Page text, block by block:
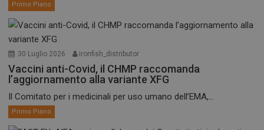
Primo Piano
30 Luglio 2026 ironfish_distributor
Vaccini anti-Covid, il CHMP raccomanda
l’aggiornamento alla variante XFG
Il Comitato per i medicinali per uso umano dell’EMA,...
Primo Piano